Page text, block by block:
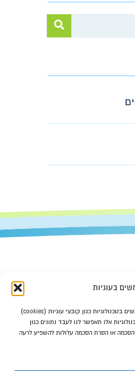
בעוגיות
כדי לספק את החוויות הטובות ביותר, אנו משתמשים בטכנולוגיות כגון קובצי עוגיות (cookies)
אלו תאפשר לנו לעבד נתונים כגון
הסכמה או הסרת הסכמה עלולות להשפיע לרעה